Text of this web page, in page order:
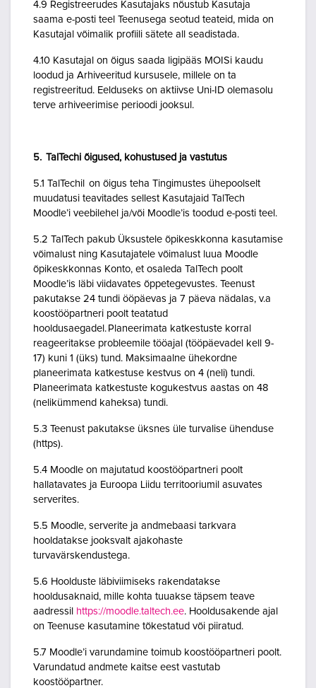
4.9 Registreerudes Kasutajaks nõustub Kasutaja
saama e-posti teel Teenusega seotud teateid, mida on
Kasutajal võimalik profiili sätete all seadistada.
4.10 Kasutajal on õigus saada ligipääs MOISi kaudu
loodud ja Arhiveeritud kursusele, millele on ta
registreeritud. Eelduseks on aktiivse Uni-ID olemasolu
terve arhiveerimise perioodi jooksul.
5. TalTechi õigused, kohustused ja vastutus
5.1 TalTechil on õigus teha Tingimustes ühepoolselt
muudatusi teavitades sellest Kasutajaid TalTech
Moodle’i veebilehel ja/või Moodle’is toodud e-posti teel.
5.2 TalTech pakub Üksustele õpikeskkonna kasutamise
võimalust ning Kasutajatele võimalust luua Moodle
õpikeskkonnas Konto, et osaleda TalTech poolt
Moodle’is läbi viidavates õppetegevustes. Teenust
pakutakse 24 tundi ööpäevas ja 7 päeva nädalas, v.a
koostööpartneri poolt teatatud
hooldusaegadel. Planeerimata katkestuste korral
reageeritakse probleemile tööajal (tööpäevadel kell 9-
17) kuni 1 (üks) tund. Maksimaalne ühekordne
planeerimata katkestuse kestvus on 4 (neli) tundi.
Planeerimata katkestuste kogukestvus aastas on 48
(nelikümmend kaheksa) tundi.
5.3 Teenust pakutakse üksnes üle turvalise ühenduse
(https).
5.4 Moodle on majutatud koostööpartneri poolt
hallatavates ja Euroopa Liidu territooriumil asuvates
serverites.
5.5 Moodle, serverite ja andmebaasi tarkvara
hooldatakse jooksvalt ajakohaste
turvavärskendustega.
5.6 Hoolduste läbiviimiseks rakendatakse
hooldusaknaid, mille kohta tuuakse täpsem teave
aadressil https://moodle.taltech.ee. Hooldusakende ajal
on Teenuse kasutamine tõkestatud või piiratud.
5.7 Moodle’i varundamine toimub koostööpartneri poolt.
Varundatud andmete kaitse eest vastutab
koostööpartner.